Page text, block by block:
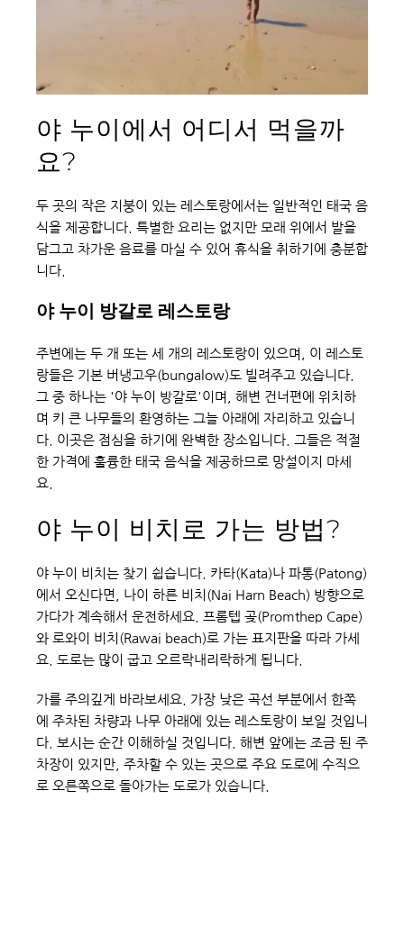
야 누이에서 어디서 먹을까
요?
두 곳의 작은 지붕이 있는 레스토랑에서는 일반적인 태국 음
식을 제공합니다. 특별한 요리는 없지만 모래 위에서 발을
담그고 차가운 음료를 마실 수 있어 휴식을 취하기에 충분합
니다.
야 누이 방갈로 레스토랑
주변에는 두 개 또는 세 개의 레스토랑이 있으며, 이 레스토
랑들은 기본 버냉고우(bungalow)도 빌려주고 있습니다.
그 중 하나는 '야 누이 방갈로'이며, 해변 건너편에 위치하
며 키 큰 나무들의 환영하는 그늘 아래에 자리하고 있습니
다. 이곳은 점심을 하기에 완벽한 장소입니다. 그들은 적절
한 가격에 훌륭한 태국 음식을 제공하므로 망설이지 마세
요.
야 누이 비치로 가는 방법?
야 누이 비치는 찾기 쉽습니다. 카타(Kata)나 파통(Patong)
에서 오신다면, 나이 하른 비치(Nai Harn Beach) 방향으로
가다가 계속해서 운전하세요. 프롬텝 곶(Promthep Cape)
와 로와이 비치(Rawai beach)로 가는 표지판을 따라 가세
요. 도로는 많이 굽고 오르락내리락하게 됩니다.
가를 주의깊게 바라보세요. 가장 낮은 곡선 부분에서 한쪽
에 주차된 차량과 나무 아래에 있는 레스토랑이 보일 것입니
다. 보시는 순간 이해하실 것입니다. 해변 앞에는 조금 된 주
차장이 있지만, 주차할 수 있는 곳으로 주요 도로에 수직으
로 오른쪽으로 돌아가는 도로가 있습니다.